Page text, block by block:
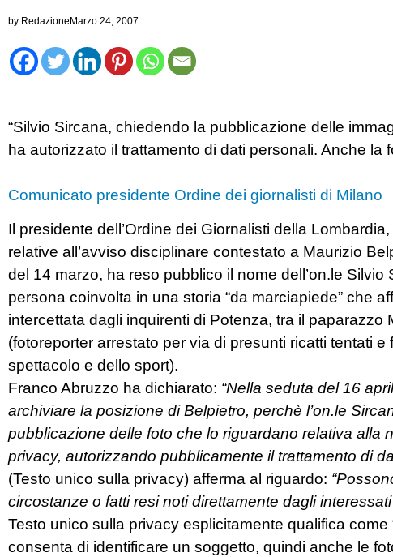
by Redazione Marzo 24, 2007
“Silvio Sircana, chiedendo la pubblicazione delle
ha autorizzato il trattamento di dati personali. Anche la
Comunicato presidente Ordine dei giornalisti di Milano
Il presidente dell’Ordine dei Giornalisti della
relative all’avviso disciplinare contestato a Maurizio
del 14 marzo, ha reso pubblico il nome dell’on.le
persona coinvolta in una storia “da marciapiede” che
intercettata dagli inquirenti di Potenza, tra il
(fotoreporter arrestato per via di presunti ricatti tentati
spettacolo e dello sport).
Franco Abruzzo ha dichiarato: “Nella seduta del 16
archiviare la posizione di Belpietro, perchè l’on.le
pubblicazione delle foto che lo riguardano relativa alla
privacy, autorizzando pubblicamente il trattamento di
(Testo unico sulla privacy) afferma al riguardo:
circostanze o fatti resi noti direttamente dagli
Testo unico sulla privacy esplicitamente qualifica
consenta di identificare un soggetto, quindi anche le